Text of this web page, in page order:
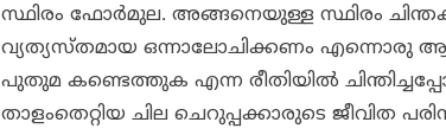
സ്ഥിരം ഫോർമുല. അങ്ങനെയുള്ള സ്ഥിരം
വ്യത്യസ്തമായ ഒന്നാലോചിക്കണം എന്നൊരു
പുതുമ കണ്ടെത്തുക എന്ന രീതിയിൽ
താളംതെറ്റിയ ചില ചെറുപ്പക്കാരുടെ ജീവിത